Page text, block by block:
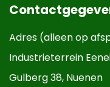
Adres (alleen op
Industrieterrein
Gulberg 38, Nuenen